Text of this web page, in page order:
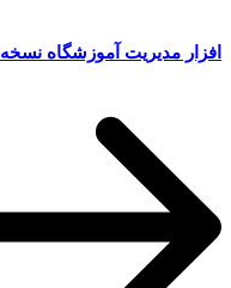
افزار مدیریت آموزشگاه نسخه 7.0.0.0